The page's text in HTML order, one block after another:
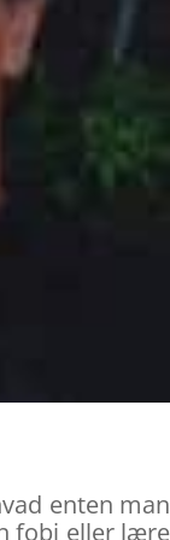
enten man
fobi eller lære